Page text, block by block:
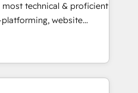
technical & proficient
website
& enterprise